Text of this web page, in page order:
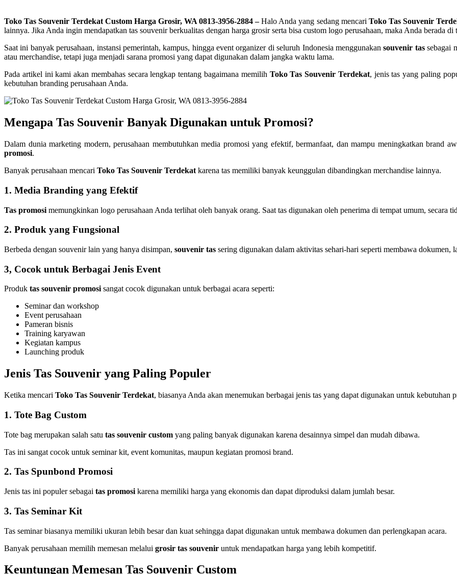
Toko Tas Souvenir Terdekat Custom Harga Grosir, WA 0813-3956-2884 –Halo Anda yang sedang mencari Toko Tas Souvenir
lainnya. Jika Anda ingin mendapatkan tas souvenir berkualitas dengan harga grosir serta bisa custom logo perusahaan, maka Anda berada di
Saat ini banyak perusahaan, instansi pemerintah, kampus, hingga event organizer di seluruh Indonesia menggunakansouvenir tassebagai
atau merchandise, tetapi juga menjadi sarana promosi yang dapat digunakan dalam jangka waktu lama.
Pada artikel ini kami akan membahas secara lengkap tentang bagaimana memilih Toko Tas Souvenir Terdekat, jenis tas yang paling
kebutuhan branding perusahaan Anda.
Mengapa Tas Souvenir Banyak Digunakan untuk Promosi?
Dalam dunia marketing modern, perusahaan membutuhkan media promosi yang efektif, bermanfaat, dan mampu meningkatkan brand
promosi.
Banyak perusahaan mencari Toko Tas Souvenir Terdekat karena tas memiliki banyak keunggulan dibandingkan merchandise lainnya.
1. Media Branding yang Efektif
Tas promosi memungkinkan logo perusahaan Anda terlihat oleh banyak orang. Saat tas digunakan oleh penerima di tempat umum, secara
2. Produk yang Fungsional
Berbeda dengan souvenir lain yang hanya disimpan, souvenir tas sering digunakan dalam aktivitas sehari-hari seperti membawa dokumen,
3, Cocok untuk Berbagai Jenis Event
Produk tas souvenir promosi sangat cocok digunakan untuk berbagai acara seperti:
Seminar dan workshop
Event perusahaan
Pameran bisnis
Training karyawan
Kegiatan kampus
Launching produk
Jenis Tas Souvenir yang Paling Populer
Ketika mencari Toko Tas Souvenir Terdekat, biasanya Anda akan menemukan berbagai jenis tas yang dapat digunakan untuk kebutuhan
1. Tote Bag Custom
Tote bag merupakan salah satu tas souvenir custom yang paling banyak digunakan karena desainnya simpel dan mudah dibawa.
Tas ini sangat cocok untuk seminar kit, event komunitas, maupun kegiatan promosi brand.
2. Tas Spunbond Promosi
Jenis tas ini populer sebagai tas promosi karena memiliki harga yang ekonomis dan dapat diproduksi dalam jumlah besar.
3. Tas Seminar Kit
Tas seminar biasanya memiliki ukuran lebih besar dan kuat sehingga dapat digunakan untuk membawa dokumen dan perlengkapan acara.
Banyak perusahaan memilih memesan melalui grosir tas souvenir untuk mendapatkan harga yang lebih kompetitif.
Keuntungan Memesan Tas Souvenir Custom